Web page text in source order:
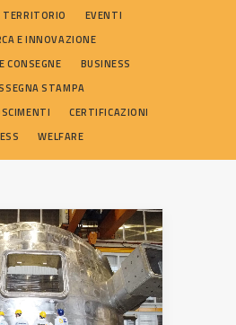
TERRITORIO
EVENTI
E INNOVAZIONE
CONSEGNE
BUSINESS
STAMPA
CERTIFICAZIONI
WELFARE